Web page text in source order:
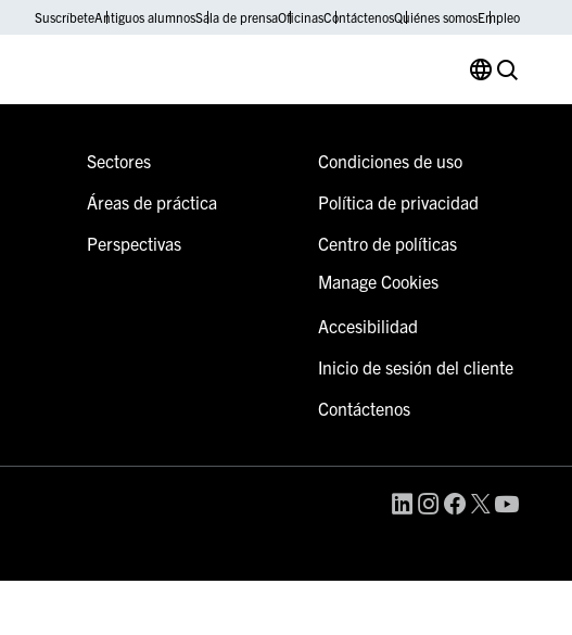
SuscríbeteAntiguos alumnosSala de prensaOficinasContáctenosQuiénes somosEmpleo
Sectores
Áreas de práctica
Perspectivas
Condiciones de uso
Política de privacidad
Centro de políticas
Manage Cookies
Accesibilidad
Inicio de sesión del cliente
Contáctenos